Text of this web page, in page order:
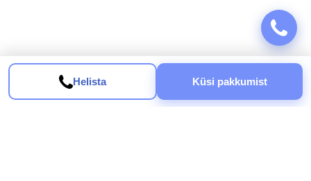
Helista Küsi pakkumist